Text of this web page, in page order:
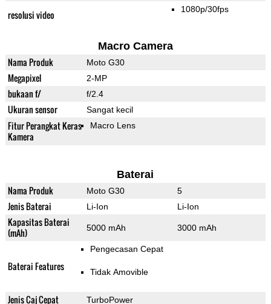
resolusi video 1080p/30fps
Macro Camera
Nama Produk Moto G30
Megapixel 2-MP
bukaan f/ f/2.4
Ukuran sensor Sangat kecil
Fitur Perangkat Keras
Kamera
Macro Lens
Baterai
Nama Produk Moto G30 5
Jenis Baterai Li-Ion Li-Ion
Kapasitas Baterai
(mAh)
5000 mAh 3000 mAh
Baterai Features
Pengecasan Cepat
Tidak Amovible
Jenis Caj Cepat TurboPower